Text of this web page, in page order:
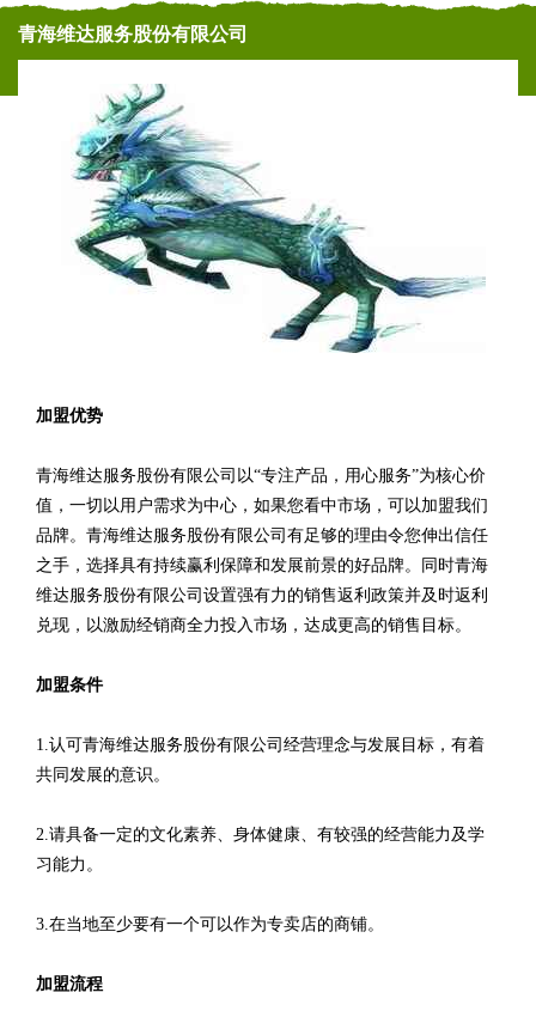
青海维达服务股份有限公司
加盟优势
青海维达服务股份有限公司以“专注产品，用心服务”为核心价
值，一切以用户需求为中心，如果您看中市场，可以加盟我们
品牌。青海维达服务股份有限公司有足够的理由令您伸出信任
之手，选择具有持续赢利保障和发展前景的好品牌。同时青海
维达服务股份有限公司设置强有力的销售返利政策并及时返利
兑现，以激励经销商全力投入市场，达成更高的销售目标。
加盟条件
1.认可青海维达服务股份有限公司经营理念与发展目标，有着
共同发展的意识。
2.请具备一定的文化素养、身体健康、有较强的经营能力及学
习能力。
3.在当地至少要有一个可以作为专卖店的商铺。
加盟流程